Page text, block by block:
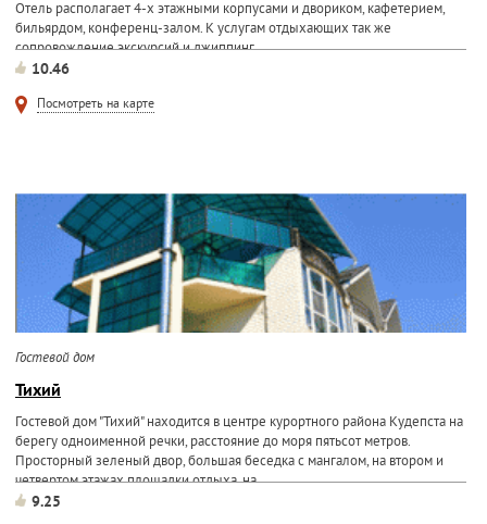
Отель располагает 4-х этажными корпусами и двориком, кафетерием,
бильярдом, конференц-залом. К услугам отдыхающих так же
сопровождение экскурсий и джиппинг.
10.46
Посмотреть на карте
Гостевой дом
Тихий
Гостевой дом "Тихий" находится в центре курортного района Кудепста на
берегу одноименной речки, расстояние до моря пятьсот метров.
Просторный зеленый двор, большая беседка с мангалом, на втором и
четвертом этажах площадки отдыха, на...
9.25